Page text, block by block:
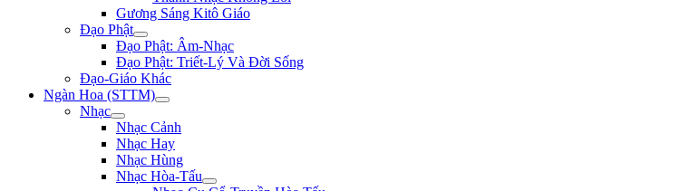
Gương Sáng Kitô Giáo
Đạo Phật
Đạo Phật: Âm-Nhạc
Đạo Phật: Triết-Lý Và Đời Sống
Đạo-Giáo Khác
Ngàn Hoa (STTM)
Nhạc
Nhạc Cảnh
Nhạc Hay
Nhạc Hùng
Nhạc Hòa-Tấu